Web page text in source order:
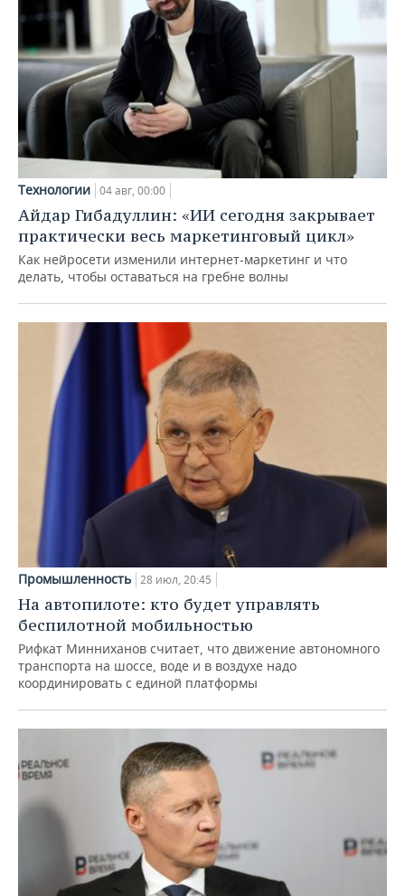
Технологии 04 авг, 00:00
Айдар Гибадуллин: «ИИ сегодня закрывает
практически весь маркетинговый цикл»
Как нейросети изменили интернет-маркетинг и что
делать, чтобы оставаться на гребне волны
Промышленность 28 июл, 20:45
На автопилоте: кто будет управлять
беспилотной мобильностью
Рифкат Минниханов считает, что движение автономного
транспорта на шоссе, воде и в воздухе надо
координировать с единой платформы